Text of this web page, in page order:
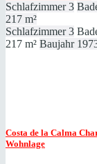
Schlafzimmer 3
217 m²
Schlafzimmer 3
217 m² Baujahr
Costa de la Calma
Wohnlage